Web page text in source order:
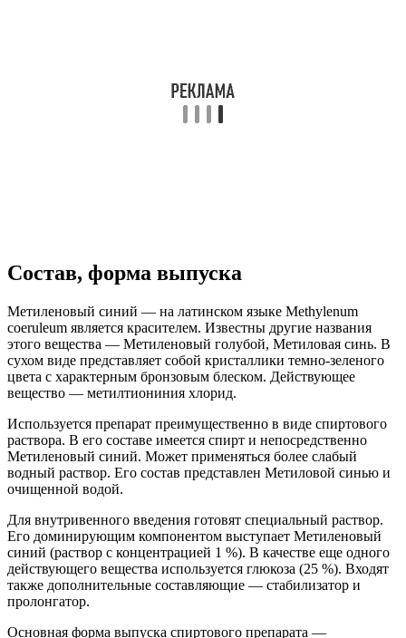
Состав, форма выпуска
Метиленовый синий — на латинском языке Methylenum
coeruleum является красителем. Известны другие названия
этого вещества — Метиленовый голубой, Метиловая синь. В
сухом виде представляет собой кристаллики темно-зеленого
цвета с характерным бронзовым блеском. Действующее
вещество — метилтиониния хлорид.
Используется препарат преимущественно в виде спиртового
раствора. В его составе имеется спирт и непосредственно
Метиленовый синий. Может применяться более слабый
водный раствор. Его состав представлен Метиловой синью и
очищенной водой.
Для внутривенного введения готовят специальный раствор.
Его доминирующим компонентом выступает Метиленовый
синий (раствор с концентрацией 1 %). В качестве еще одного
действующего вещества используется глюкоза (25 %). Входят
также дополнительные составляющие — стабилизатор и
пролонгатор.
Основная форма выпуска спиртового препарата —